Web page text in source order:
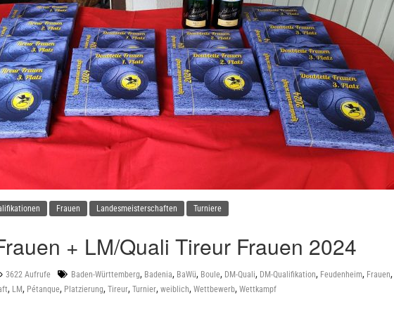
Frauen Landesmeisterschaften Turniere
+ LM/Quali Tireur Frauen 2024
3622 Aufrufe Baden-Württemberg, Badenia, BaWü, Boule, DM-Quali, DM-Qualifikation, Feudenheim, Frauen,
, LM, Pétanque, Platzierung, Tireur, Turnier, weiblich, Wettbewerb, Wettkampf